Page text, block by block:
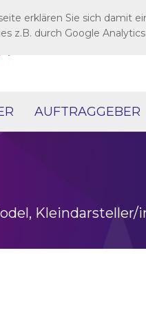
AUFTRAGGEBER
Kleindarsteller/
erklären Sie sich damit
z.B. durch Google